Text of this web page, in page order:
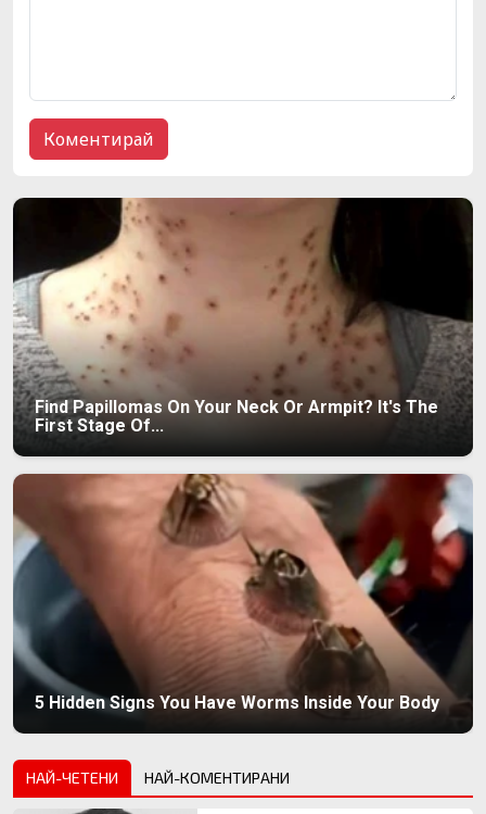
Find Papillomas On Your Neck Or Armpit? It's The
First Stage Of...
5 Hidden Signs You Have Worms Inside Your Body
НАЙ-ЧЕТЕНИ НАЙ-КОМЕНТИРАНИ